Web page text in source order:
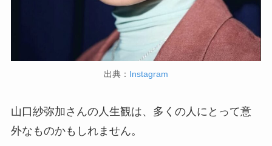
出典： Instagram
山口紗弥加さんの人生観は、多くの人にとって意
外なものかもしれません。